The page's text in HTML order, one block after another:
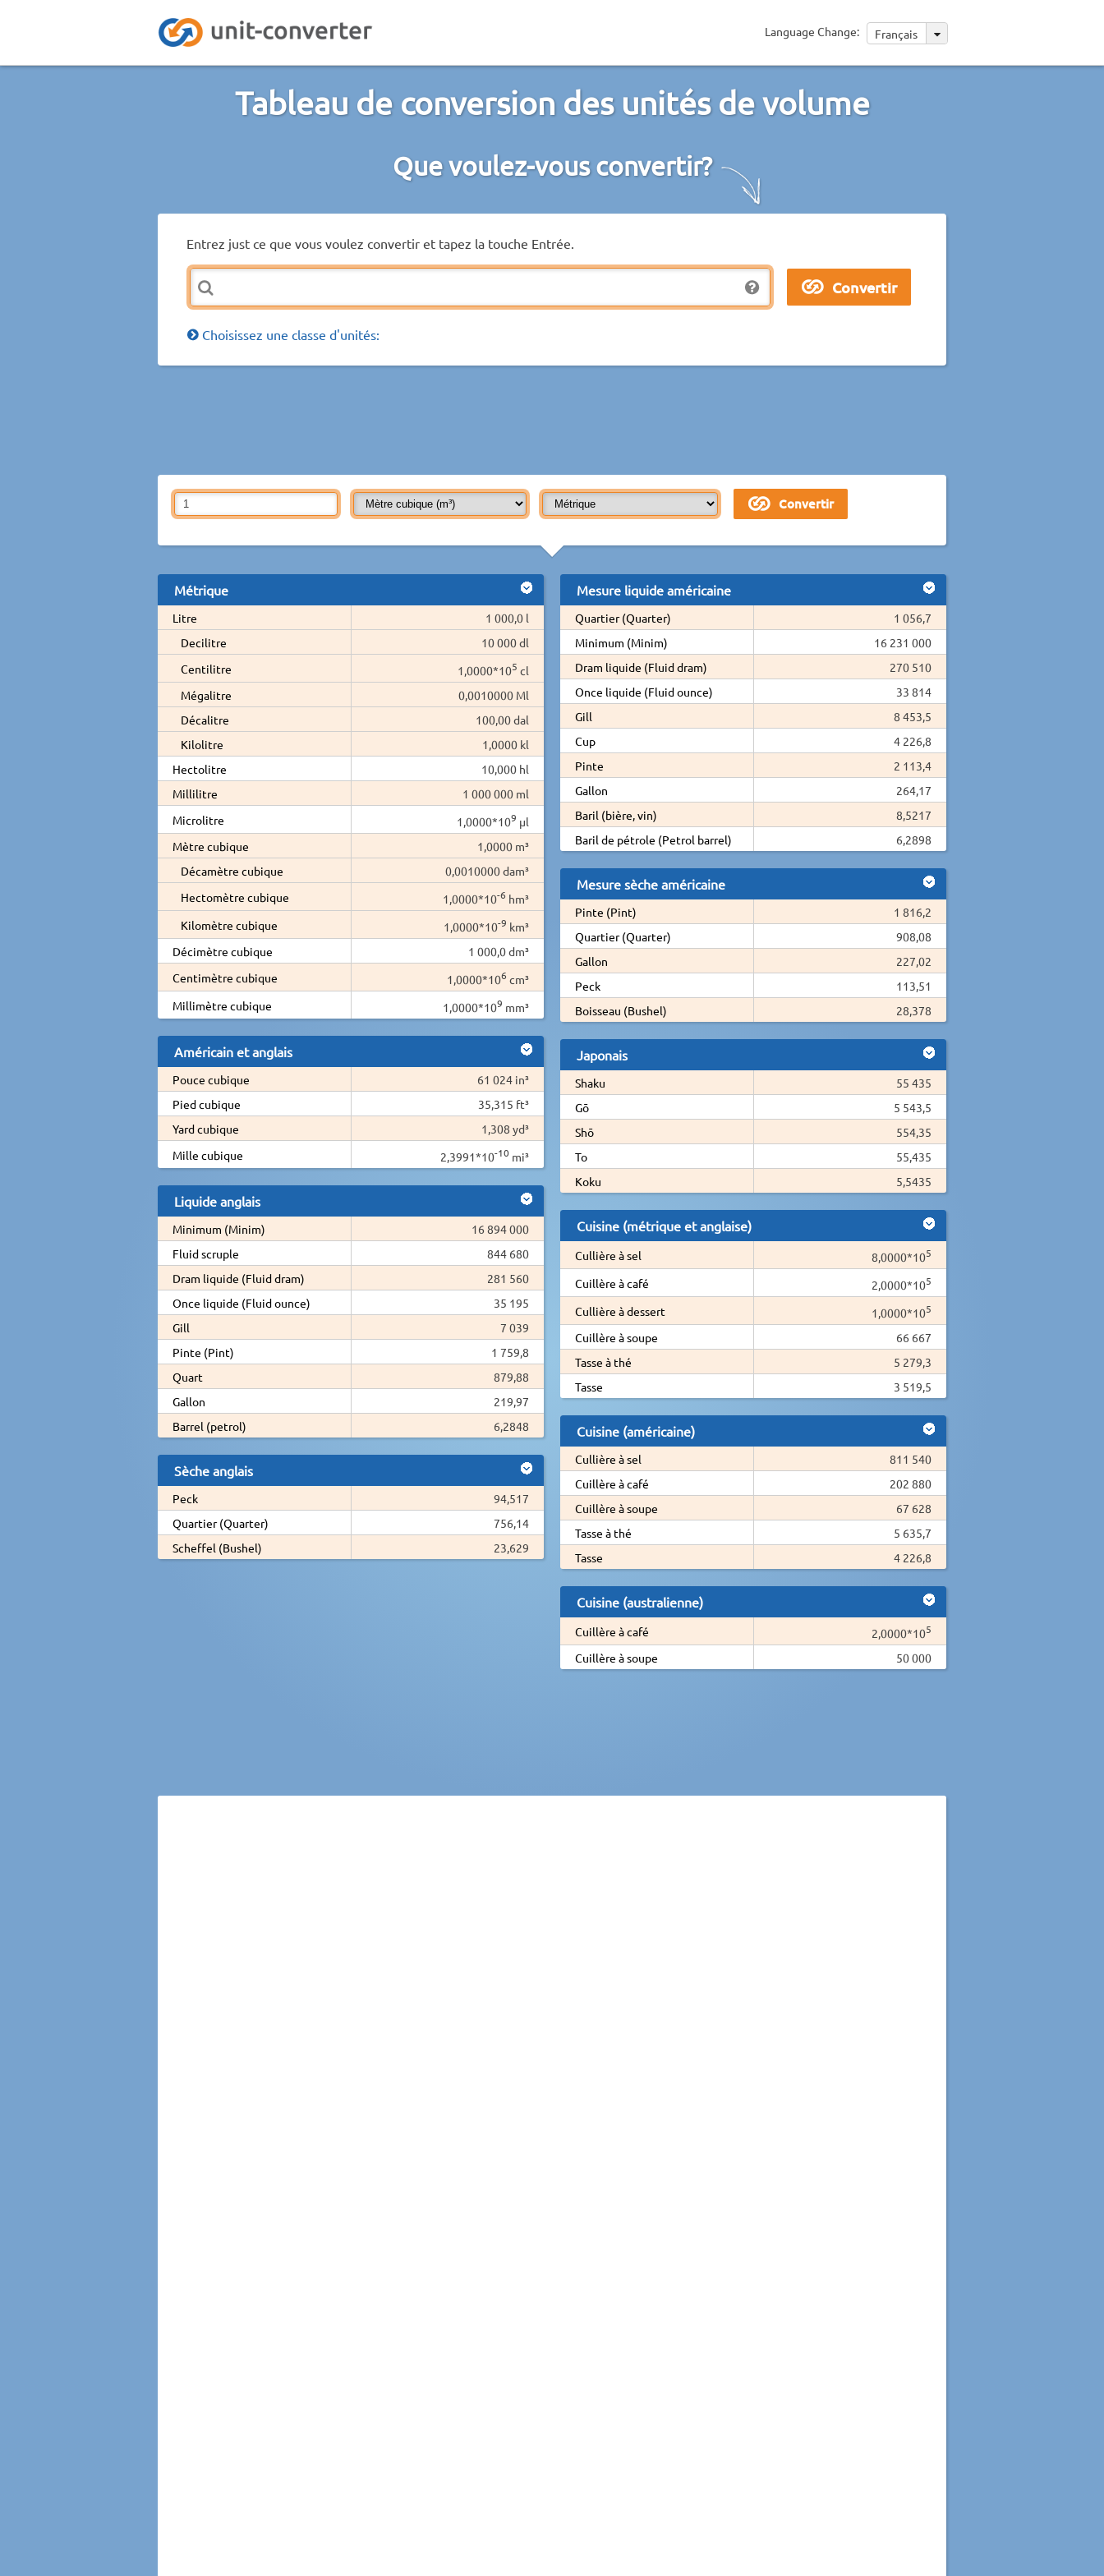
Language Change: Français
Tableau de conversion des unités de volume
Que voulez-vous convertir?
Entrez just ce que vous voulez convertir et tapez la touche Entrée.
Choisissez une classe d'unités:
Métrique
Litre
1 000,0 l
Decilitre
10 000 dl
Centilitre
1,0000*105 cl
Mégalitre
0,0010000 Ml
Décalitre
100,00 dal
Kilolitre
1,0000 kl
Hectolitre
10,000 hl
Millilitre
1 000 000 ml
Microlitre
1,0000*109 µl
Mètre cubique
1,0000 m³
Décamètre cubique
0,0010000 dam³
Hectomètre cubique
1,0000*10-6 hm³
Kilomètre cubique
1,0000*10-9 km³
Décimètre cubique
1 000,0 dm³
Centimètre cubique
1,0000*106 cm³
Millimètre cubique
1,0000*109 mm³
Américain et anglais
Pouce cubique
61 024 in³
Pied cubique
35,315 ft³
Yard cubique
1,308 yd³
Mille cubique
2,3991*10-10 mi³
Liquide anglais
Minimum (Minim)
16 894 000
Fluid scruple
844 680
Dram liquide (Fluid dram)
281 560
Once liquide (Fluid ounce)
35 195
Gill
7 039
Pinte (Pint)
1 759,8
Quart
879,88
Gallon
219,97
Barrel (petrol)
6,2848
Sèche anglais
Peck
94,517
Quartier (Quarter)
756,14
Scheffel (Bushel)
23,629
Mesure liquide américaine
Quartier (Quarter)
1 056,7
Minimum (Minim)
16 231 000
Dram liquide (Fluid dram)
270 510
Once liquide (Fluid ounce)
33 814
Gill
8 453,5
Cup
4 226,8
Pinte
2 113,4
Gallon
264,17
Baril (bière, vin)
8,5217
Baril de pétrole (Petrol barrel)
6,2898
Mesure sèche américaine
Pinte (Pint)
1 816,2
Quartier (Quarter)
908,08
Gallon
227,02
Peck
113,51
Boisseau (Bushel)
28,378
Japonais
Shaku
55 435
Gō
5 543,5
Shō
554,35
To
55,435
Koku
5,5435
Cuisine (métrique et anglaise)
Cullière à sel 8,0000*105
Cuillère à café 2,0000*105
Cullière à dessert 1,0000*105
Cuillère à soupe
66 667
Tasse à thé
5 279,3
Tasse
3 519,5
Cuisine (américaine)
Cullière à sel
811 540
Cuillère à café
202 880
Cuillère à soupe
67 628
Tasse à thé
5 635,7
Tasse
4 226,8
Cuisine (australienne)
Cuillère à café 2,0000*105
Cuillère à soupe 50 000